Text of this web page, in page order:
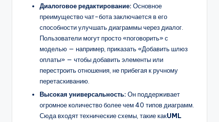
Диалоговое редактирование: Основное
преимущество чат-бота заключается в его
способности улучшать диаграммы через диалог.
Пользователи могут просто «поговорить» с
моделью — например, приказать «Добавить шлюз
оплаты» — чтобы добавить элементы или
перестроить отношения, не прибегая к ручному
перетаскиванию.
Высокая универсальность: Он поддерживает
огромное количество более чем 40 типов диаграмм.
Сюда входят технические схемы, такие какUML